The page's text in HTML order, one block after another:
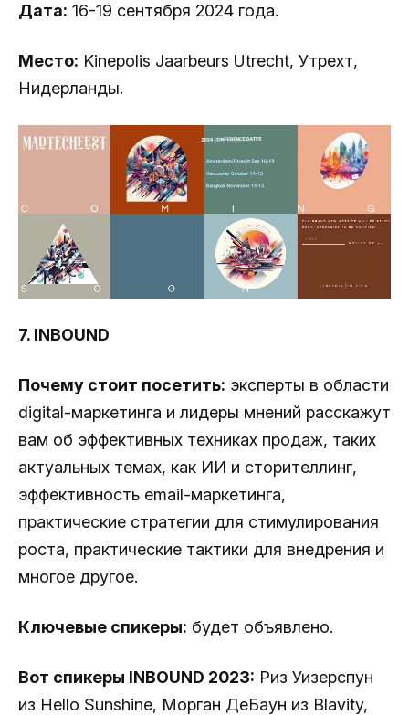
Дата: 16-19 сентября 2024 года.
Место: Kinepolis Jaarbeurs Utrecht, Утрехт,
Нидерланды.
7. INBOUND
Почему стоит посетить: эксперты в области
digital-маркетинга и лидеры мнений расскажут
вам об эффективных техниках продаж, таких
актуальных темах, как ИИ и сторителлинг,
эффективность email-маркетинга,
практические стратегии для стимулирования
роста, практические тактики для внедрения и
многое другое.
Ключевые спикеры: будет объявлено.
Вот спикеры INBOUND 2023: Риз Уизерспун
из Hello Sunshine, Морган ДеБаун из Blavity,